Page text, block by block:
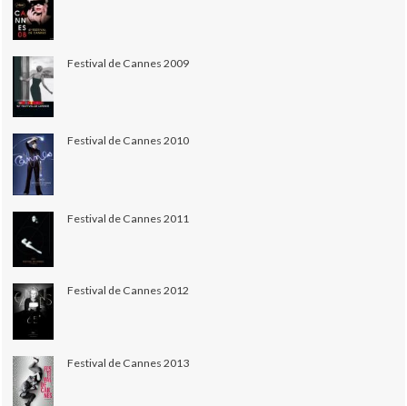
Festival de Cannes 2009
Festival de Cannes 2010
Festival de Cannes 2011
Festival de Cannes 2012
Festival de Cannes 2013